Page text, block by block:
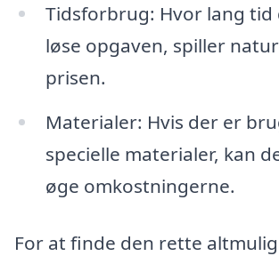
Tidsforbrug: Hvor lang
løse opgaven, spiller
prisen.
Materialer: Hvis der er
specielle materialer, kan
øge omkostningerne.
For at finde den rette